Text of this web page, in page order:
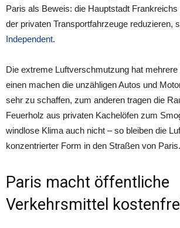
Paris als Beweis: die Hauptstadt
der privaten Transportfahrzeuge reduzieren,
Independent.
Die extreme Luftverschmutzung hat
einen machen die unzähligen Autos und
sehr zu schaffen, zum anderen tragen die
Feuerholz aus privaten Kachelöfen zum
windlose Klima auch nicht – so bleiben die
konzentrierter Form in den Straßen von Paris.
Paris macht öffentliche
Verkehrsmittel